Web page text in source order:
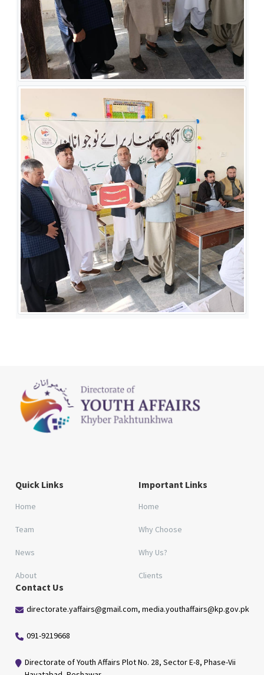
Quick Links
Home
Team
News
About
Important Links
Home
Why Choose
Why Us?
Clients
Contact Us
directorate.yaffairs@gmail.com, media.youthaffairs@kp.gov.pk
091-9219668
Directorate of Youth Affairs Plot No. 28, Sector E-8, Phase-Vii